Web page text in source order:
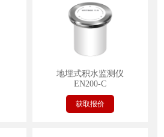
地埋式积水监测仪
EN200-C
获取报价